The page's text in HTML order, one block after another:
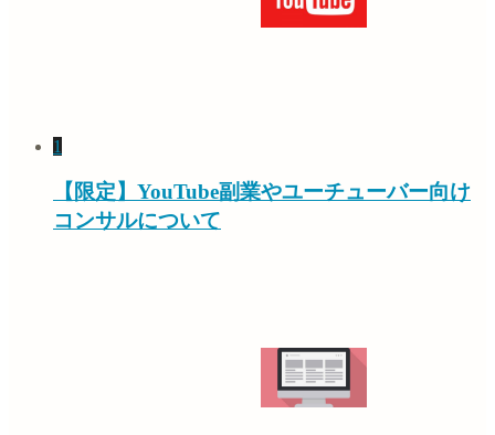
1
【限定】YouTube副業やユーチューバー向け
コンサルについて